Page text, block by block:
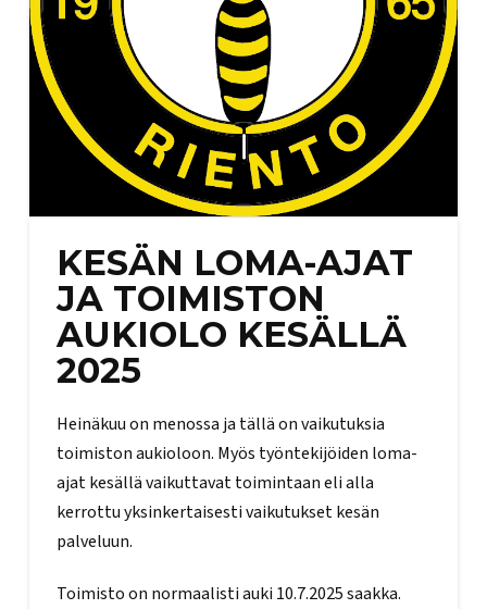
KESÄN LOMA-AJAT
JA TOIMISTON
AUKIOLO KESÄLLÄ
2025
Heinäkuu on menossa ja tällä on vaikutuksia
toimiston aukioloon. Myös työntekijöiden loma-
ajat kesällä vaikuttavat toimintaan eli alla
kerrottu yksinkertaisesti vaikutukset kesän
palveluun.
Toimisto on normaalisti auki 10.7.2025 saakka.